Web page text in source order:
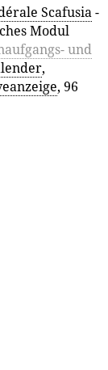
Scafusia-
Modul
und
,
, 96